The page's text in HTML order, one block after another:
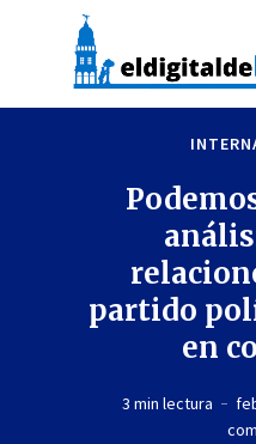
partido
en
3 min lectura